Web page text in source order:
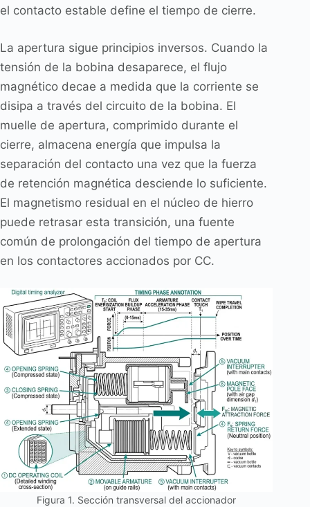
el contacto estable define el tiempo de cierre.
La apertura sigue principios inversos. Cuando la
tensión de la bobina desaparece, el flujo
magnético decae a medida que la corriente se
disipa a través del circuito de la bobina. El
muelle de apertura, comprimido durante el
cierre, almacena energía que impulsa la
separación del contacto una vez que la fuerza
de retención magnética desciende lo suficiente.
El magnetismo residual en el núcleo de hierro
puede retrasar esta transición, una fuente
común de prolongación del tiempo de apertura
en los contactores accionados por CC.
Figura 1. Sección transversal del accionador